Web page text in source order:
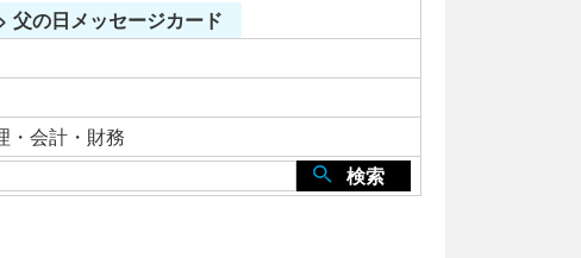
父の日メッセージカード
・会計・財務
検索